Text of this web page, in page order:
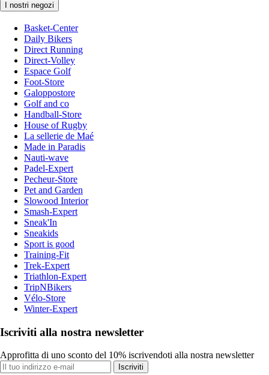
I nostri negozi
Basket-Center
Daily Bikers
Direct Running
Direct-Volley
Espace Golf
Foot-Store
Galoppostore
Golf and co
Handball-Store
House of Rugby
La sellerie de Maé
Made in Paradis
Nauti-wave
Padel-Expert
Pecheur-Store
Pet and Garden
Slowood Interior
Smash-Expert
Sneak'In
Sneakids
Sport is good
Training-Fit
Trek-Expert
Triathlon-Expert
TripNBikers
Vélo-Store
Winter-Expert
Iscriviti alla nostra newsletter
Approfitta di uno sconto del 10% iscrivendoti alla nostra newsletter
Iscriviti